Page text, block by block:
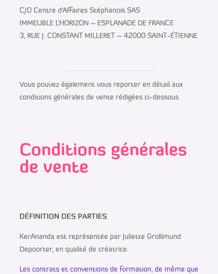
C/O Centre d’Affaires Stéphanois SAS
IMMEUBLE L’HORIZON – ESPLANADE DE FRANCE
3, RUE J. CONSTANT MILLERET – 42000 SAINT-ÉTIENNE
Vous pouvez également vous reporter en détail aux
conditions générales de vente rédigées ci-dessous.
Conditions générales
de vente
DÉFINITION DES PARTIES
KerAnanda est représentée par Juliette Grollimund
Depoorter, en qualité de créatrice.
Les contrats et conventions de formation, de même que